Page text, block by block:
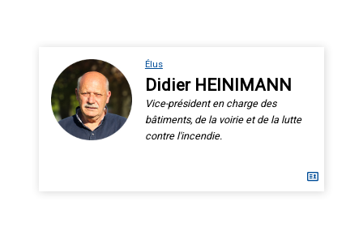
Élus
Didier HEINIMANN
Vice-président en charge des
bâtiments, de la voirie et de la lutte
contre l'incendie.